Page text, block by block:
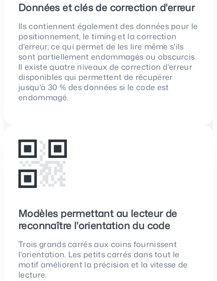
Données et clés de correction d'erreur
Ils contiennent également des données pour le
positionnement, le timing et la correction
d'erreur, ce qui permet de les lire même s'ils
sont partiellement endommagés ou obscurcis.
Il existe quatre niveaux de correction d'erreur
disponibles qui permettent de récupérer
jusqu'à 30 % des données si le code est
endommagé.
Modèles permettant au lecteur de
reconnaître l'orientation du code
Trois grands carrés aux coins fournissent
l'orientation. Les petits carrés dans tout le
motif améliorent la précision et la vitesse de
lecture.